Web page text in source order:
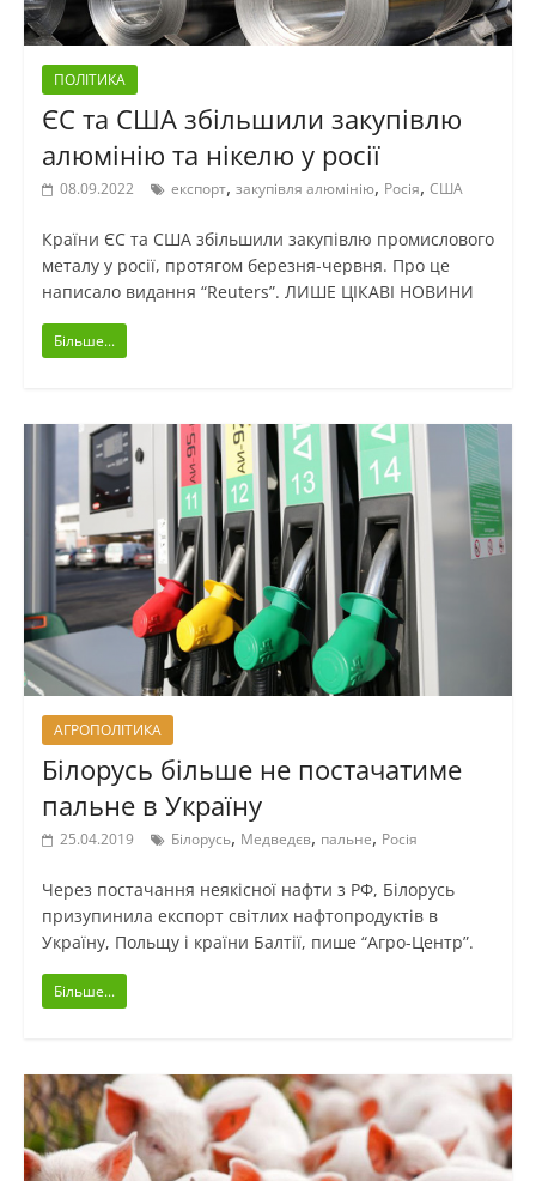
ПОЛІТИКА
ЄС та США збільшили закупівлю
алюмінію та нікелю у росії
08.09.2022 експорт, закупівля алюмінію, Росія, США
Країни ЄС та США збільшили закупівлю промислового
металу у росії, протягом березня-червня. Про це
написало видання “Reuters”. ЛИШЕ ЦІКАВІ НОВИНИ
Більше...
АГРОПОЛІТИКА
Білорусь більше не постачатиме
пальне в Україну
25.04.2019 Білорусь, Медведєв, пальне, Росія
Через постачання неякісної нафти з РФ, Білорусь
призупинила експорт світлих нафтопродуктів в
Україну, Польщу і країни Балтії, пише “Агро-Центр”.
Більше...